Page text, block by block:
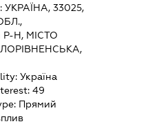
УКРАЇНА, 33025,
Н, МІСТО
Україна
49
Прямий